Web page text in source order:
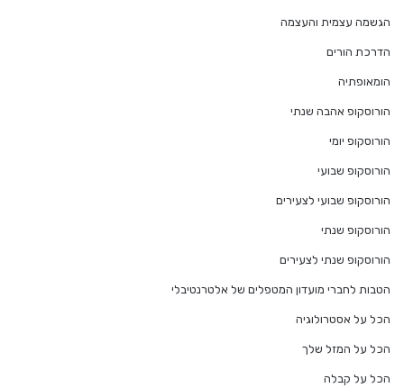
הגשמה עצמית והעצמה
הדרכת הורים
הומאופתיה
הורוסקופ אהבה שנתי
הורוסקופ יומי
הורוסקופ שבועי
הורוסקופ שבועי לצעירים
הורוסקופ שנתי
הורוסקופ שנתי לצעירים
הטבות לחברי מועדון המטפלים של אלטרנטיבלי
הכל על אסטרולוגיה
הכל על המזל שלך
הכל על קבלה